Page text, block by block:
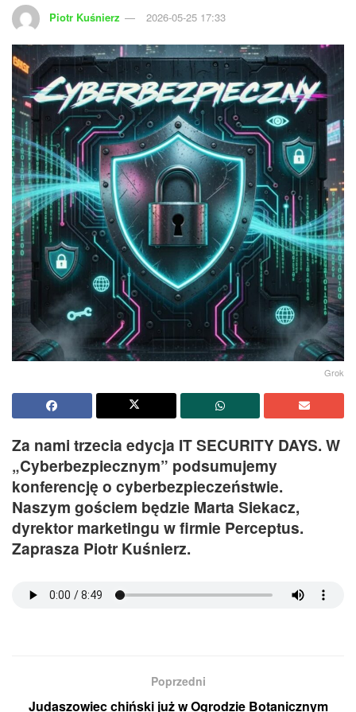
Piotr Kuśnierz 2026-05-25 17:33
Grok
Za nami trzecia edycja IT SECURITY DAYS. W
„Cyberbezpiecznym” podsumujemy
konferencję o cyberbezpieczeństwie.
Naszym gościem będzie Marta Siekacz,
dyrektor marketingu w firmie Perceptus.
Zaprasza Piotr Kuśnierz.
Poprzedni
Judaszowiec chiński już w Ogrodzie Botanicznym